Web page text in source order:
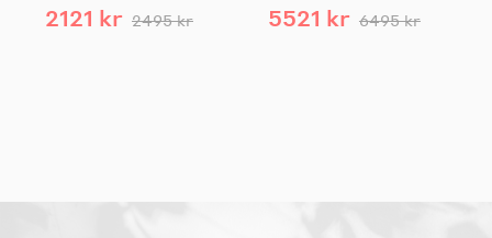
2121 kr 2495 kr 5521 kr 6495 kr